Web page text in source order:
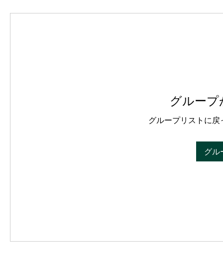
グルー
グループリストに
グル